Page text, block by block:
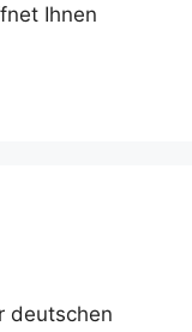
Ihnen
deutschen